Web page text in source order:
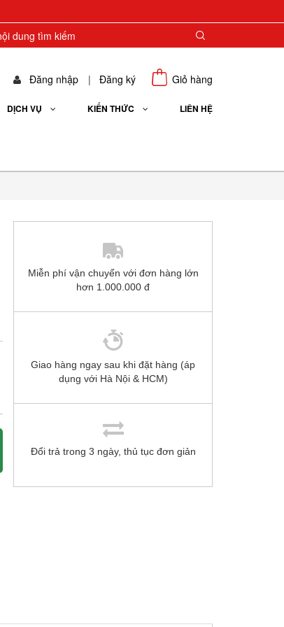
Đăng nhập | Đăng ký Giỏ hàng
DỊCH VỤ KIẾN THỨC LIÊN HỆ
Miễn phí vận chuyển với đơn hàng lớn
hơn 1.000.000 đ
Giao hàng ngay sau khi đặt hàng (áp
dụng với Hà Nội & HCM)
Đổi trả trong 3 ngày, thủ tục đơn giản